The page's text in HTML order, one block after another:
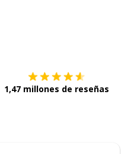
1,47 millones de reseñas